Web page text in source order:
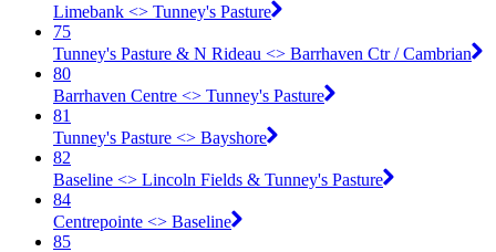
Limebank <​> Tunney's Pasture
75
Tunney's Pasture & N Rideau <​> Barrhaven Ctr / Cambrian
80
Barrhaven Centre <​> Tunney's Pasture
81
Tunney's Pasture <​> Bayshore
82
Baseline <​> Lincoln Fields & Tunney's Pasture
84
Centrepointe <​> Baseline
85